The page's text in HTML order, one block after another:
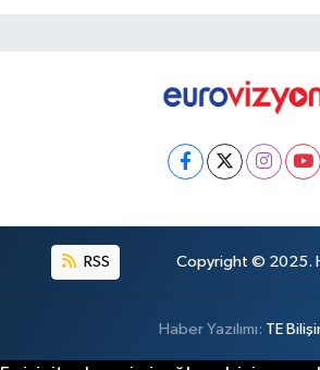
RSS Copyright © 2025.
Haber Yazılımı: TE